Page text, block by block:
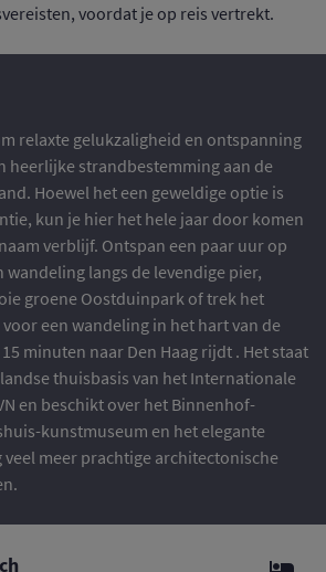
voordat je op reis vertrekt.
relaxte gelukzaligheid en ontspanning
heerlijke strandbestemming aan de
Hoewel het een geweldige optie is
kun je hier het hele jaar door komen
verblijf. Ontspan een paar uur op
wandeling langs de levendige pier,
groene Oostduinpark of trek het
een wandeling in het hart van de
minuten naar Den Haag rijdt . Het staat
thuisbasis van het Internationale
en beschikt over het Binnenhof-
kunstmuseum en het elegante
veel meer prachtige architectonische